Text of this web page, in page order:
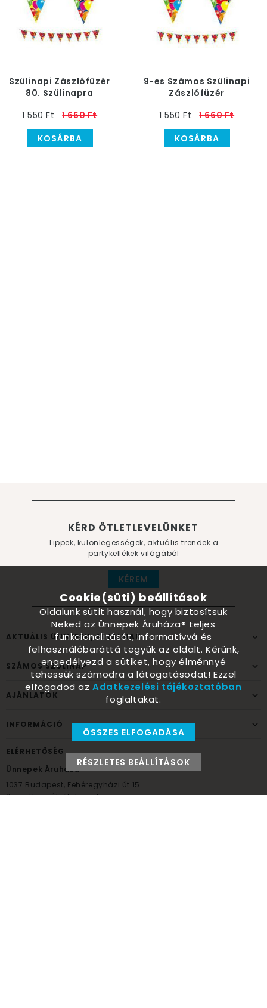
Szülinapi Zászlófüzér
80. Szülinapra
1 550 Ft
1 660 Ft
KOSÁRBA
9-es Számos Szülinapi
Zászlófüzér
1 550 Ft
1 660 Ft
KOSÁRBA
KÉRD ÖTLETLEVELÜNKET
Tippek, különlegességek, aktuális trendek a
partykellékek világából
KÉREM
AKTUÁLIS ÜNNEPEK, ALKALMAK
SZÁMOS SZÜLINAP
AJÁNLATOK
INFORMÁCIÓ
ELÉRHETŐSÉG
Ünnepek Áruháza
1037 Budapest, Fehéregyházi út 15.
Személyes átvételi pont
Cookie(süti) beállítások
Oldalunk sütit használ, hogy biztosítsuk
Neked az Ünnepek Áruháza® teljes
funkcionalitását, informatívvá és
felhasználóbaráttá tegyük az oldalt. Kérünk,
engedélyezd a sütiket, hogy élménnyé
tehessük számodra a látogatásodat! Ezzel
elfogadod azAdatkezelési tájékoztatóban
foglaltakat.
ÖSSZES ELFOGADÁSA
RÉSZLETES BEÁLLÍTÁSOK